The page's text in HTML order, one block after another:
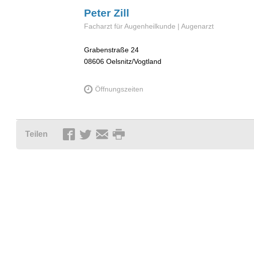
Peter Zill
Facharzt für Augenheilkunde | Augenarzt
Grabenstraße 24
08606 Oelsnitz/Vogtland
Öffnungszeiten
Teilen